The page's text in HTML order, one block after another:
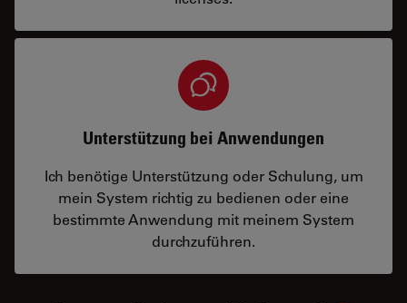
Unterstützung bei Anwendungen
Ich benötige Unterstützung oder Schulung, um
mein System richtig zu bedienen oder eine
bestimmte Anwendung mit meinem System
durchzuführen.